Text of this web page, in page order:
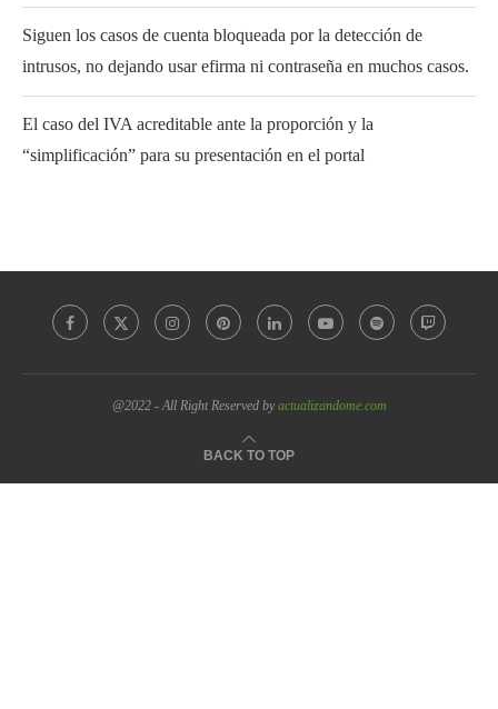
Siguen los casos de cuenta bloqueada por la detección de
intrusos, no dejando usar efirma ni contraseña en muchos casos.
El caso del IVA acreditable ante la proporción y la
“simplificación” para su presentación en el portal
@2022 - All Right Reserved byactualizandome.com
BACK TO TOP